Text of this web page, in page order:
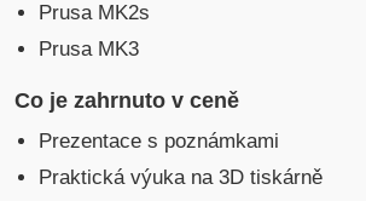
Prusa MK2s
Prusa MK3
Co je zahrnuto v ceně
Prezentace s poznámkami
Praktická výuka na 3D tiskárně